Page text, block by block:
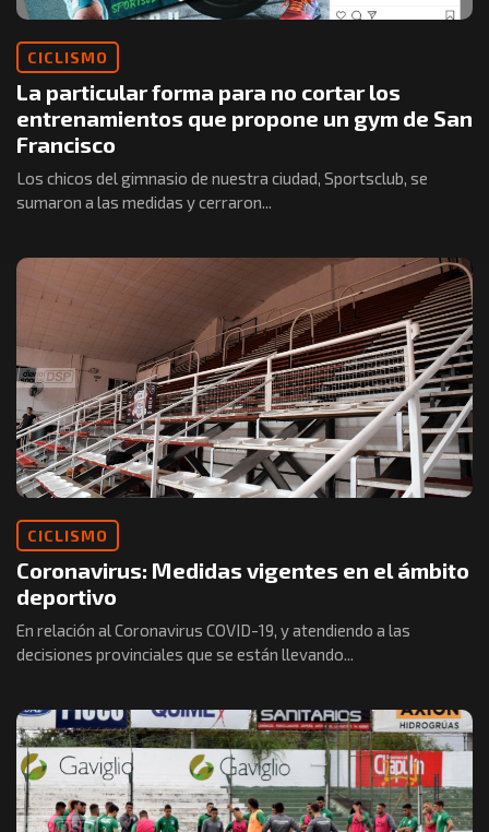
CICLISMO
La particular forma para no cortar los
entrenamientos que propone un gym de San
Francisco
Los chicos del gimnasio de nuestra ciudad, Sportsclub, se
sumaron a las medidas y cerraron...
CICLISMO
Coronavirus: Medidas vigentes en el ámbito
deportivo
En relación al Coronavirus COVID-19, y atendiendo a las
decisiones provinciales que se están llevando...